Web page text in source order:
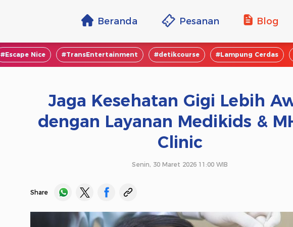
Beranda Pesanan Blog
#Escape Nice #TransEntertainment #detikcourse #Lampung Cerdas
Jaga Kesehatan Gigi Lebih
dengan Layanan Medikids &
Clinic
Senin, 30 Maret 2026 11:00 WIB
Share